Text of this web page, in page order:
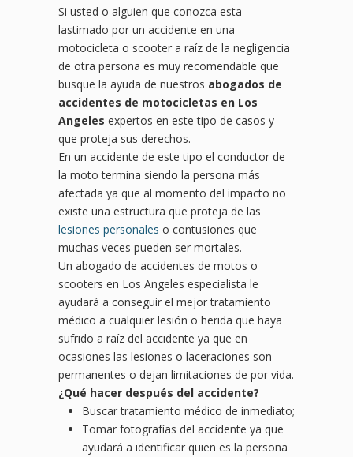
Si usted o alguien que conozca esta
lastimado por un accidente en una
motocicleta o scooter a raíz de la negligencia
de otra persona es muy recomendable que
busque la ayuda de nuestros abogados de
accidentes de motocicletas en Los
Angeles expertos en este tipo de casos y
que proteja sus derechos.
En un accidente de este tipo el conductor de
la moto termina siendo la persona más
afectada ya que al momento del impacto no
existe una estructura que proteja de las
lesiones personales o contusiones que
muchas veces pueden ser mortales.
Un abogado de accidentes de motos o
scooters en Los Angeles especialista le
ayudará a conseguir el mejor tratamiento
médico a cualquier lesión o herida que haya
sufrido a raíz del accidente ya que en
ocasiones las lesiones o laceraciones son
permanentes o dejan limitaciones de por vida.
¿Qué hacer después del accidente?
Buscar tratamiento médico de inmediato;
Tomar fotografías del accidente ya que
ayudará a identificar quien es la persona